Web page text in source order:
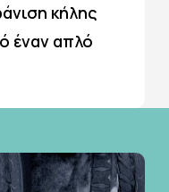
κήλης
έναν απλό